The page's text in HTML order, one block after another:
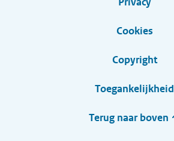
Cookies
Copyright
Toegankelijkheid
Terug naar boven